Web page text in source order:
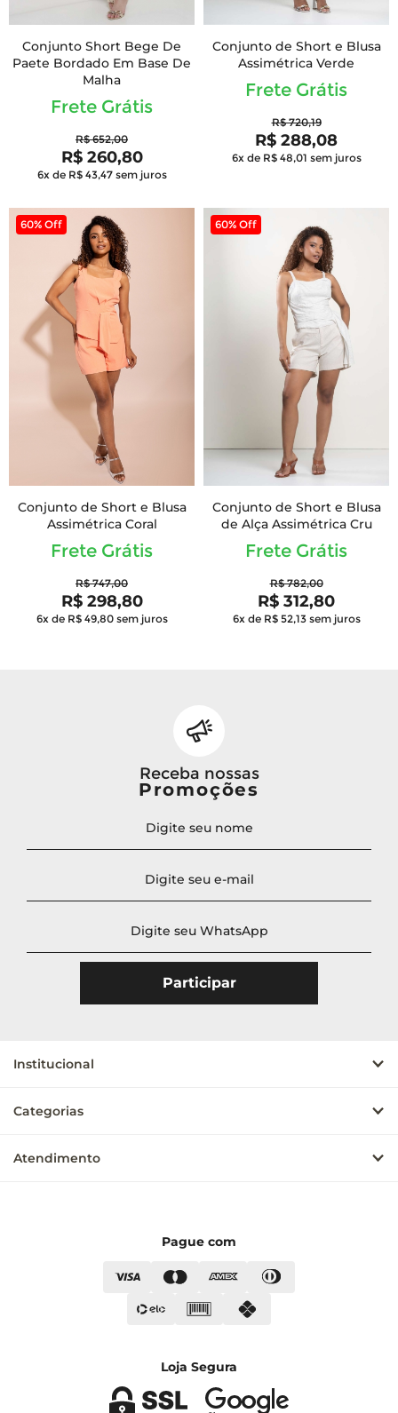
Conjunto Short Bege De
Paete Bordado Em Base De
Malha
Frete Grátis
R$ 652,00
R$ 260,80
6x de R$ 43,47 sem juros
Conjunto de Short e Blusa
Assimétrica Verde
Frete Grátis
R$ 720,19
R$ 288,08
6x de R$ 48,01 sem juros
60% Off
Conjunto de Short e Blusa
Assimétrica Coral
Frete Grátis
R$ 747,00
R$ 298,80
6x de R$ 49,80 sem juros
60% Off
Conjunto de Short e Blusa
de Alça Assimétrica Cru
Frete Grátis
R$ 782,00
R$ 312,80
6x de R$ 52,13 sem juros
Receba nossas
Promoções
Institucional
Categorias
Atendimento
Pague com
Loja Segura